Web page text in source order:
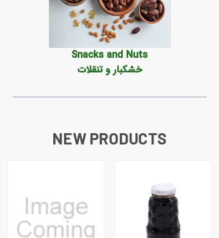
Snacks and Nuts
خشکبار و تنقلات
NEW PRODUCTS